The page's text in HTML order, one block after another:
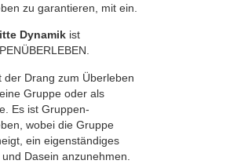
zu garantieren, mit ein.
Dynamik ist
der Drang zum Überleben
Gruppe oder als
Es ist Gruppen-
wobei die Gruppe
ein eigenständiges
Dasein anzunehmen.